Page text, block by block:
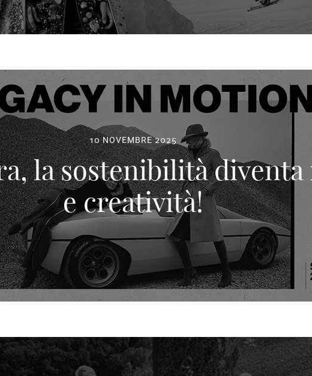
10 NOVEMBRE 2025
la sostenibilità
e creatività!